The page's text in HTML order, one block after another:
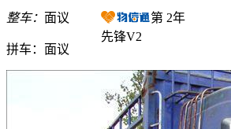
整车： 面议
拼车： 面议
第 2年
先锋V2